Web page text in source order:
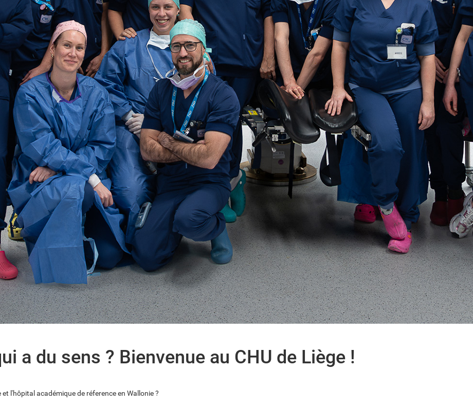
a du sens ? Bienvenue au CHU de Liège !
l'hôpital académique de réference en Wallonie ?